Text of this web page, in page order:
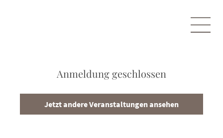
Anmeldung geschlossen
Jetzt andere Veranstaltungen ansehen